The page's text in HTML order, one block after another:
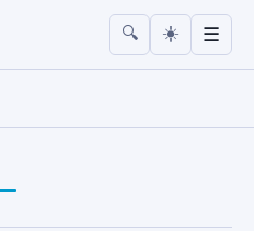
🔍 ☀️ ☰